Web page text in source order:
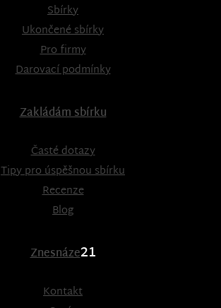
Sbírky
Ukončené sbírky
Pro firmy
Darovací podmínky
Zakládám sbírku
Časté dotazy
Tipy pro úspěšnou sbírku
Recenze
Blog
Znesnáze21
Kontakt